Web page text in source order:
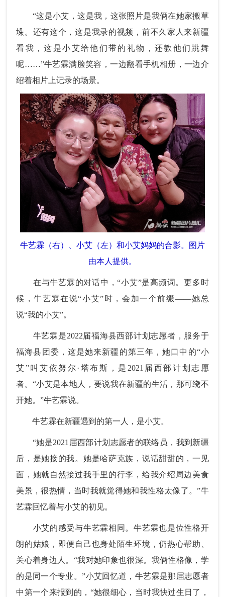
“这是小艾，这是我，这张照片是我俩在她家搬草
垛。还有这个，这是我录的视频，前不久家人来新疆
看我，这是小艾给他们带的礼物，还教他们跳舞
呢……”牛艺霖满脸笑容，一边翻看手机相册，一边介
绍着相片上记录的场景。
牛艺霖（右）、小艾（左）和小艾妈妈的合影。图片
由本人提供。
在与牛艺霖的对话中，“小艾”是高频词。更多时
候，牛艺霖在说“小艾”时，会加一个前缀——她总
说“我的小艾”。
牛艺霖是2022届福海县西部计划志愿者，服务于
福海县团委，这是她来新疆的第三年，她口中的“小
艾”叫艾依努尔·塔布斯，是2021届西部计划志愿
者。“小艾是本地人，要说我在新疆的生活，那可绕不
开她。”牛艺霖说。
牛艺霖在新疆遇到的第一人，是小艾。
“她是2021届西部计划志愿者的联络员，我到新疆
后，是她接的我。她是哈萨克族，说话甜甜的，一见
面，她就自然接过我手里的行李，给我介绍周边美食
美景，很热情，当时我就觉得她和我性格太像了。”牛
艺霖回忆着与小艾的初见。
小艾的感受与牛艺霖相同。牛艺霖也是位性格开
朗的姑娘，即便自己也身处陌生环境，仍热心帮助、
关心着身边人。“我对她印象也很深。我俩性格像，学
的是同一个专业。”小艾回忆道，牛艺霖是那届志愿者
中第一个来报到的，“她很细心，当时我快过生日了，